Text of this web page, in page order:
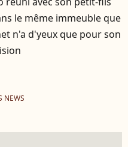
le même immeuble que
n'a d'yeux que pour son
NEWS